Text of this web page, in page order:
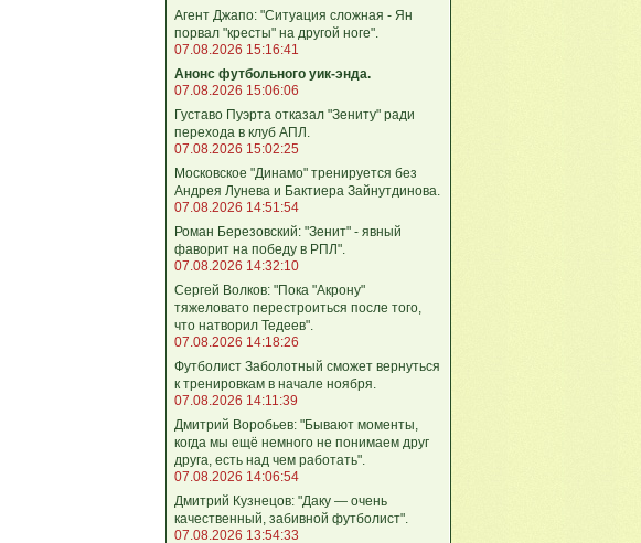
Агент Джапо: "Ситуация сложная - Ян
порвал "кресты" на другой ноге".
07.08.2026 15:16:41
Анонс футбольного уик-энда.
07.08.2026 15:06:06
Густаво Пуэрта отказал "Зениту" ради
перехода в клуб АПЛ.
07.08.2026 15:02:25
Московское "Динамо" тренируется без
Андрея Лунева и Бактиера Зайнутдинова.
07.08.2026 14:51:54
Роман Березовский: "Зенит" - явный
фаворит на победу в РПЛ".
07.08.2026 14:32:10
Сергей Волков: "Пока "Акрону"
тяжеловато перестроиться после того,
что натворил Тедеев".
07.08.2026 14:18:26
Футболист Заболотный сможет вернуться
к тренировкам в начале ноября.
07.08.2026 14:11:39
Дмитрий Воробьев: "Бывают моменты,
когда мы ещё немного не понимаем друг
друга, есть над чем работать".
07.08.2026 14:06:54
Дмитрий Кузнецов: "Даку — очень
качественный, забивной футболист".
07.08.2026 13:54:33